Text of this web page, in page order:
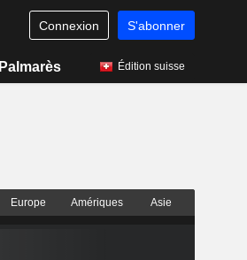
Connexion S'abonner
Palmarès Édition suisse
Europe Amériques Asie